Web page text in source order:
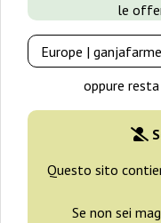
le
oppure resta
Questo sito
Se non sei